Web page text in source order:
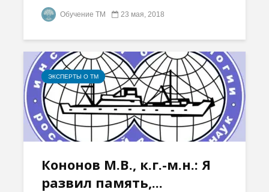
Обучение ТМ 23 мая, 2018
ЭКСПЕРТЫ О ТМ
Кононов М.В., к.г.-м.н.: Я
развил память,...